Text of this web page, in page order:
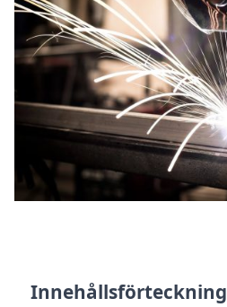
Innehållsförteckning